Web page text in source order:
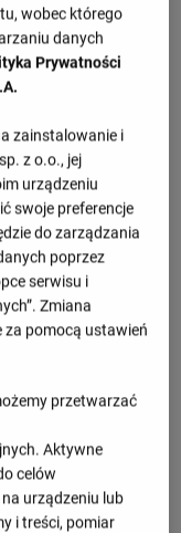
stawia
wobec którego
danych
Prywatności
zainstalowanie i
z o.o., jej
urządzeniu
swoje preferencje
do zarządzania
poprzez
serwisu i
Zmiana
za pomocą ustawień
przetwarzać
Aktywne
celów
urządzeniu lub
i treści, pomiar